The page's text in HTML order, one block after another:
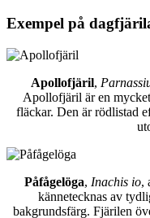
Exempel på
Apollofjäril,
Apollofjäril är en
fläckar. Den är rödlistad
Påfågelöga, Inachis io,
kännetecknas av
bakgrundsfärg. Fjärilen